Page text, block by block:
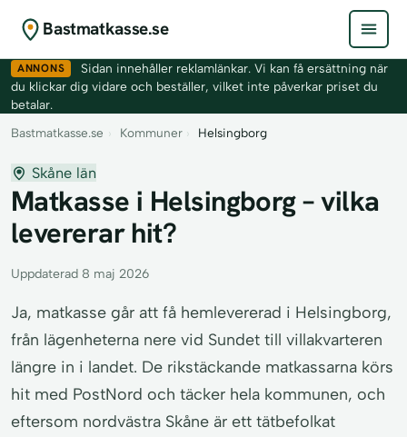
Bastmatkasse.se
ANNONS
Sidan innehåller reklamlänkar. Vi kan få ersättning när
du klickar dig vidare och beställer, vilket inte påverkar priset du
betalar.
Bastmatkasse.se › Kommuner › Helsingborg
Skåne län
Matkasse i Helsingborg – vilka
levererar hit?
Uppdaterad 8 maj 2026
Ja, matkasse går att få hemlevererad i Helsingborg,
från lägenheterna nere vid Sundet till villakvarteren
längre in i landet. De rikstäckande matkassarna körs
hit med PostNord och täcker hela kommunen, och
eftersom nordvästra Skåne är ett tätbefolkat